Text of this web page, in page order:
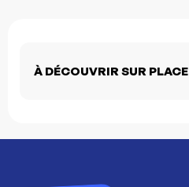
À DÉCOUVRIR SUR PLACE